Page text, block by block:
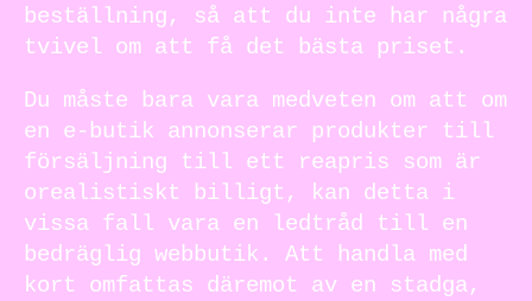
beställning, så att du inte har några
tvivel om att få det bästa priset.
Du måste bara vara medveten om att om
en e-butik annonserar produkter till
försäljning till ett reapris som är
orealistiskt billigt, kan detta i
vissa fall vara en ledtråd till en
bedräglig webbutik. Att handla med
kort omfattas däremot av en stadga,